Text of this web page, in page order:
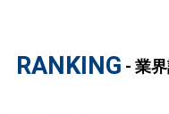
RANKING - 業